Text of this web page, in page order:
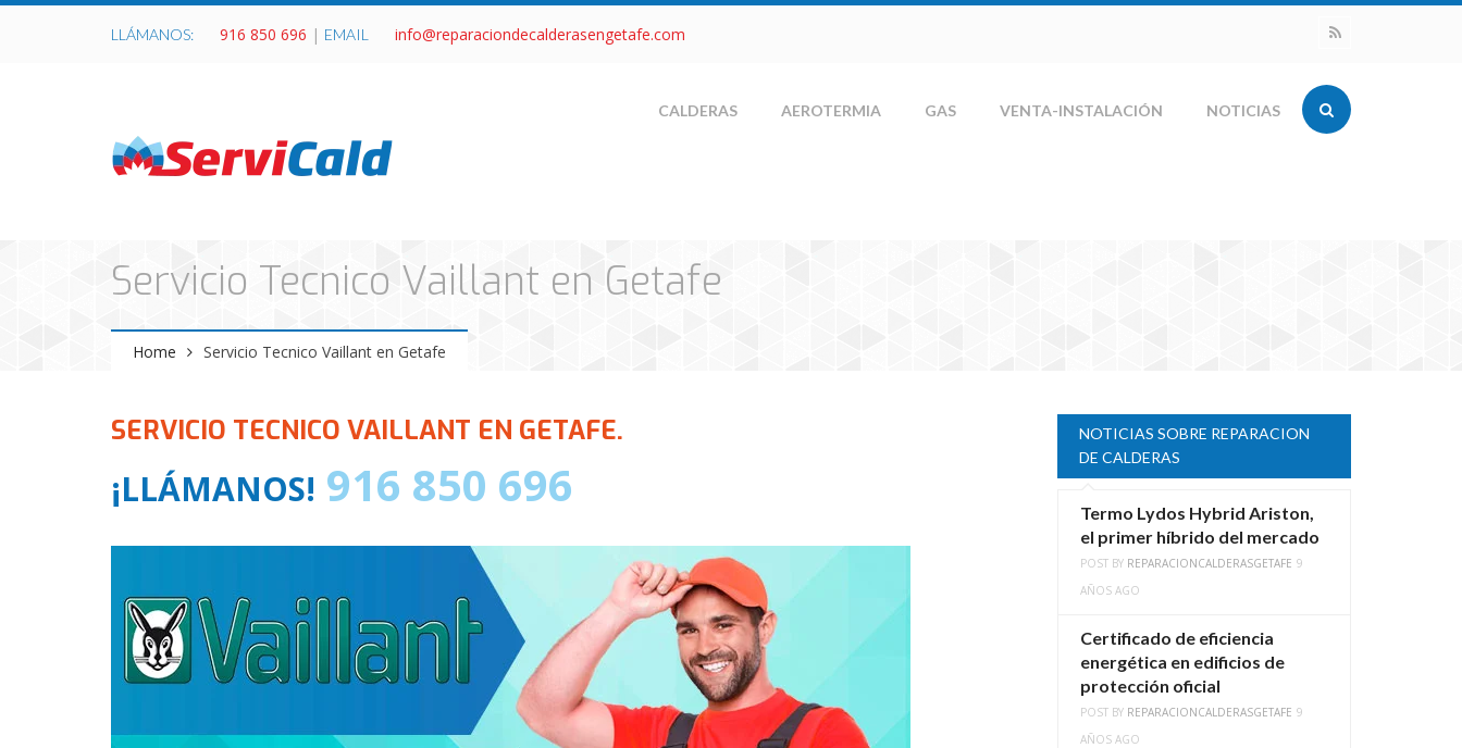
LLÁMANOS: 916 850 696 | EMAIL info@reparaciondecalderasengetafe.com
CALDERAS AEROTERMIA GAS VENTA-INSTALACIÓN NOTICIAS
Servicio Tecnico Vaillant en Getafe
Home Servicio Tecnico Vaillant en Getafe
SERVICIO TECNICO VAILLANT EN GETAFE.
¡LLÁMANOS! 916 850 696
NOTICIAS SOBRE REPARACION
DE CALDERAS
Termo Lydos Hybrid Ariston,
el primer híbrido del mercado
POST BY REPARACIONCALDERASGETAFE 9
AÑOS AGO
Certificado de eficiencia
energética en edificios de
protección oficial
POST BY REPARACIONCALDERASGETAFE 9
AÑOS AGO